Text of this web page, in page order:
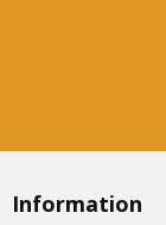
Information